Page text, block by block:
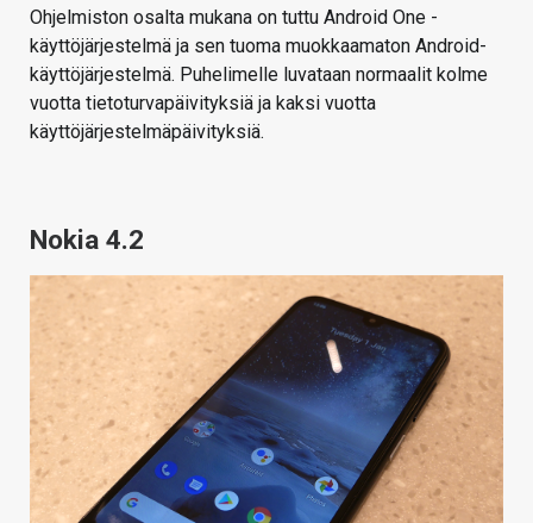
Ohjelmiston osalta mukana on tuttu Android One -
käyttöjärjestelmä ja sen tuoma muokkaamaton Android-
käyttöjärjestelmä. Puhelimelle luvataan normaalit kolme
vuotta tietoturvapäivityksiä ja kaksi vuotta
käyttöjärjestelmäpäivityksiä.
Nokia 4.2